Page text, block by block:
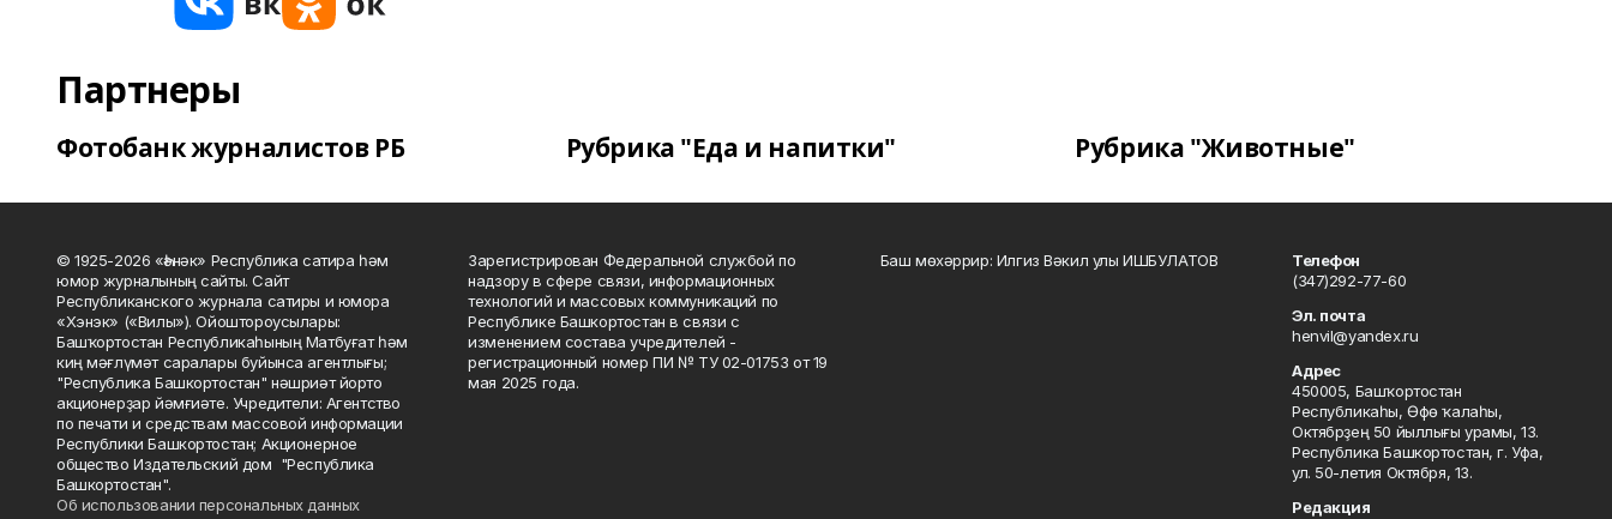
Партнеры
Фотобанк журналистов РБ Рубрика "Еда и напитки" Рубрика "Животные"
© 1925-2026 «Һәнәк» Республика сатира һәм
юмор журналының сайты. Сайт
Республиканского журнала сатиры и юмора
«Хэнэк» («Вилы»). Ойоштороусылары:
Башҡортостан Республикаһының Матбуғат һәм
киң мәғлүмәт саралары буйынса агентлығы;
"Республика Башкортостан" нәшриәт йорто
акционерҙар йәмғиәте. Учредители: Агентство
по печати и средствам массовой информации
Республики Башкортостан; Акционерное
общество Издательский дом "Республика
Башкортостан".
Об использовании персональных данных
Зарегистрирован Федеральной службой по
надзору в сфере связи, информационных
технологий и массовых коммуникаций по
Республике Башкортостан в связи с
изменением состава учредителей -
регистрационный номер ПИ № ТУ 02-01753 от 19
мая 2025 года.
Баш мөхәррир: Илгиз Вәкил улы ИШБУЛАТОВ
Телефон
(347)292-77-60
Эл. почта
henvil@yandex.ru
Адрес
450005, Башҡортостан
Республикаһы, Өфө ҡалаһы,
Октябрҙең 50 йыллығы урамы, 13.
Республика Башкортостан, г. Уфа,
ул. 50-летия Октября, 13.
Редакция